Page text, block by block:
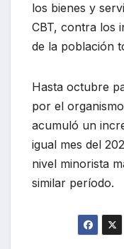
los bienes y
CBT, contra los
de la población
Hasta octubre
por el
acumuló un
igual mes del
nivel minorista
similar período.